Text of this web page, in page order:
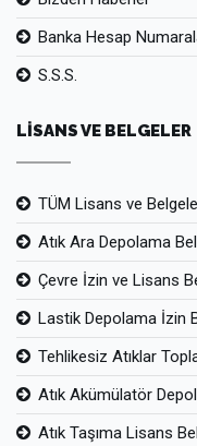
Banka Hesap
S.S.S.
LİSANS VE BELGELER
TÜM Lisans ve
Atık Ara Depolama
Çevre İzin ve Lisans
Lastik Depolama İzin
Tehlikesiz Atıklar
Atık Akümülatör
Atık Taşıma Lisans